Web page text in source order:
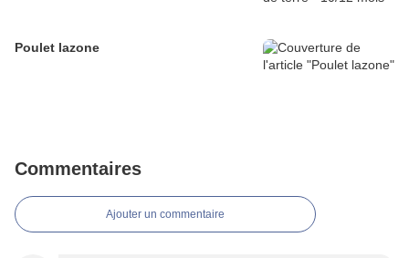
Poulet lazone
Commentaires
Ajouter un commentaire